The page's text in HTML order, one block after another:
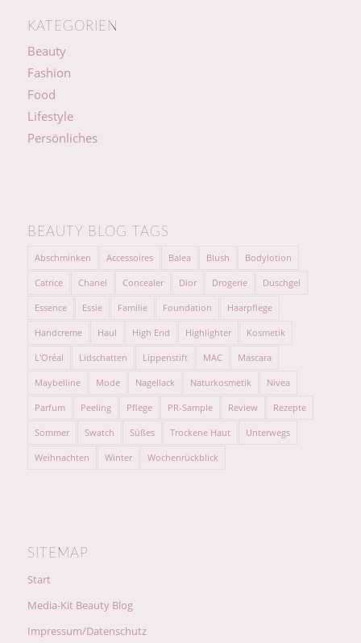
KATEGORIEN
Beauty
Fashion
Food
Lifestyle
Persönliches
BEAUTY BLOG TAGS
Abschminken Accessoires Balea Blush Bodylotion
Catrice Chanel Concealer Dior Drogerie Duschgel
Essence Essie Familie Foundation Haarpflege
Handcreme Haul High End Highlighter Kosmetik
L'Oréal Lidschatten Lippenstift MAC Mascara
Maybelline Mode Nagellack Naturkosmetik Nivea
Parfum Peeling Pflege PR-Sample Review Rezepte
Sommer Swatch Süßes Trockene Haut Unterwegs
Weihnachten Winter Wochenrückblick
SITEMAP
Start
Media-Kit Beauty Blog
Impressum/Datenschutz